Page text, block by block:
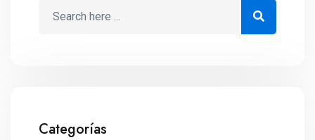
Categorías